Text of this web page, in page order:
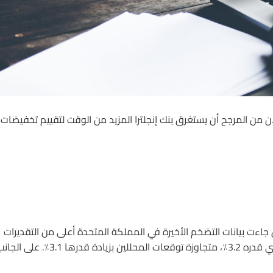
في أسعار المستهلكين. الآن من المرجح أن يستغرق بنك إنجلترا المزيد من الوقت لتقييم تخفيضات
بيانات التضخم الأخيرة في المملكة المتحدة أعلى من التقديرات
بشكل مفاجئ. ارتفعت أسعار المستهلك لشهر مارس بمعدل سنوي قدره 3.2٪، متجاوزة توقعات المحللين بزيادة قدرها